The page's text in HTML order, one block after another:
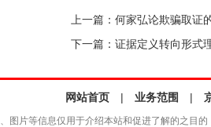
上一篇： 何家弘论欺骗取证
下一篇： 证据定义转向形式
网站首页 | 业务范围 |
图片等信息仅用于介绍本站和促进了解的之目